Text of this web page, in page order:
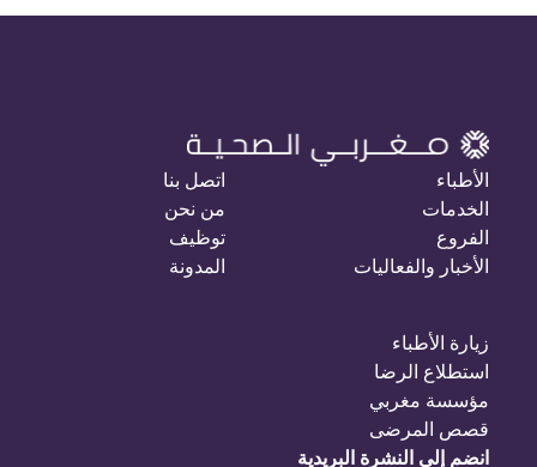
الأطباء
الخدمات
الفروع
الأخبار والفعاليات
اتصل بنا
من نحن
توظيف
المدونة
زيارة الأطباء
استطلاع الرضا
مؤسسة مغربي
قصص المرضى
انضم إلى النشرة البريدية